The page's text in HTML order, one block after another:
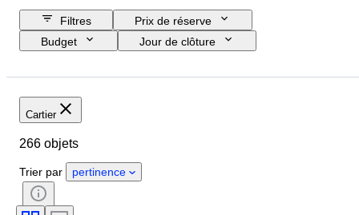
Filtres
Prix de réserve
Budget
Jour de clôture
Longueur du bracelet de montre
Matériau
Époque
Mouvement de montre
Matériau du bracelet de montre
Époque
Cartier
266 objets
Trier par pertinence